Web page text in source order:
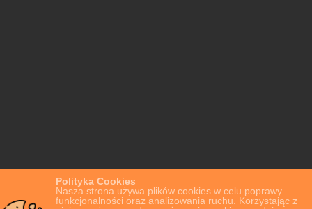
Polityka Cookies
Nasza strona używa plików cookies w celu poprawy
funkcjonalności oraz analizowania ruchu. Korzystając z